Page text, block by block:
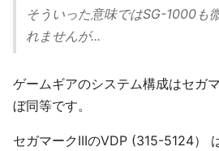
そういった意味ではSG-1000も
れませんが...
ゲームギアのシステム構成はセガ
ぼ同等です。
セガマークIIIのVDP (315-5124）